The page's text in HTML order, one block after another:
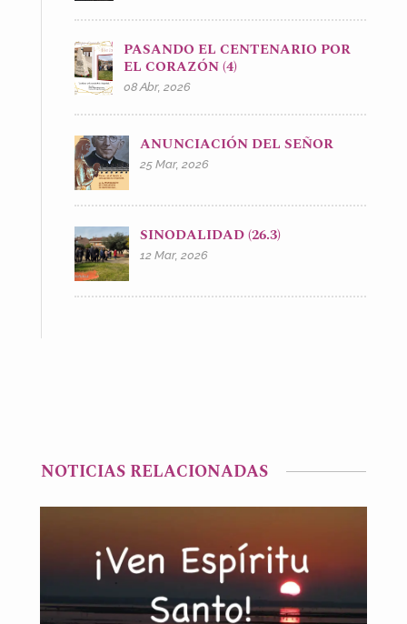
PASANDO EL CENTENARIO POR
EL CORAZÓN (4)
08 Abr, 2026
ANUNCIACIÓN DEL SEÑOR
25 Mar, 2026
SINODALIDAD (26.3)
12 Mar, 2026
NOTICIAS RELACIONADAS